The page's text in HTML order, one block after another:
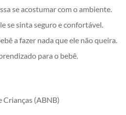
se acostumar com o ambiente.
se sinta seguro e confortável.
a fazer nada que ele não queira.
para o bebê.
Crianças (ABNB)